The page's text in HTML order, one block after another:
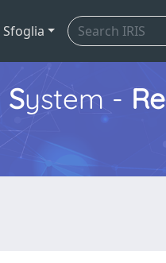
Sfoglia
System -